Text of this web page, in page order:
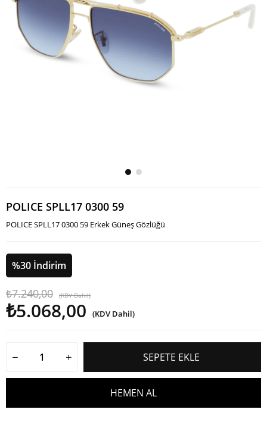
POLICE SPLL17 0300 59
POLICE SPLL17 0300 59 Erkek Güneş Gözlüğü
%30 İndirim
₺7.240,00 (KDV Dahil)
₺5.068,00 (KDV Dahil)